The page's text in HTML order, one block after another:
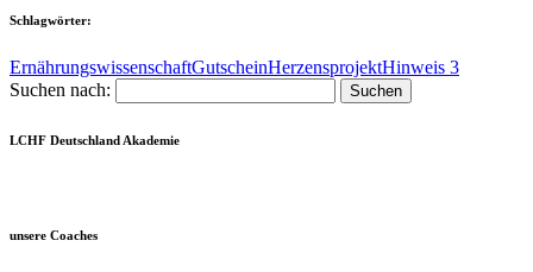
Schlagwörter:
ErnährungswissenschaftGutscheinHerzensprojektHinweis 3
Suchen nach:
LCHF Deutschland Akademie
unsere Coaches